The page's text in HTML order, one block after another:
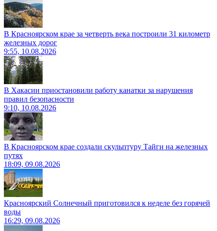
В Красноярском крае за четверть века построили 31 километр
железных дорог
9:55, 10.08.2026
В Хакасии приостановили работу канатки за нарушения
правил безопасности
9:10, 10.08.2026
В Красноярском крае создали скульптуру Тайги на железных
путях
18:09, 09.08.2026
Красноярский Солнечный приготовился к неделе без горячей
воды
16:29, 09.08.2026